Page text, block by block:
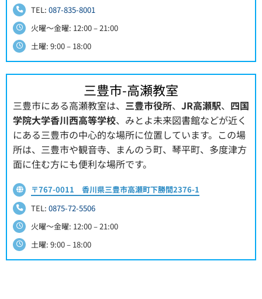
TEL:087-835-8001
火曜～金曜: 12:00 – 21:00
土曜: 9:00 – 18:00
三豊市-高瀬教室
三豊市にある高瀬教室は、 三豊市役所、 JR高瀬駅、 四国
学院大学香川西高等学校、みとよ未来図書館などが近く
にある三豊市の中心的な場所に位置しています。この場
所は、三豊市や観音寺、まんのう町、琴平町、多度津方
面に住む方にも便利な場所です。
〒767-0011 香川県三豊市高瀬町下勝間2376-1
TEL:0875-72-5506
火曜～金曜: 12:00 – 21:00
土曜: 9:00 – 18:00